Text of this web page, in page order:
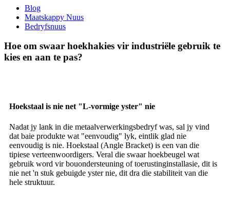
Blog
Maatskappy Nuus
Bedryfsnuus
Hoe om swaar hoekhakies vir industriële gebruik te
kies en aan te pas?
Hoekstaal is nie net "L-vormige yster" nie
Nadat jy lank in die metaalverwerkingsbedryf was, sal jy vind
dat baie produkte wat "eenvoudig" lyk, eintlik glad nie
eenvoudig is nie. Hoekstaal (Angle Bracket) is een van die
tipiese verteenwoordigers. Veral die swaar hoekbeugel wat
gebruik word vir bouondersteuning of toerustinginstallasie, dit is
nie net 'n stuk gebuigde yster nie, dit dra die stabiliteit van die
hele struktuur.